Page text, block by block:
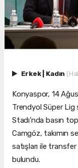
Erkek Kadın
Konyaspor, 14
Trendyol Süper
Stadı’nda basın
Camgöz, takımın
satışları ile transfer
bulundu.